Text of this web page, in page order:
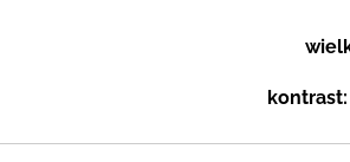
kontrast: